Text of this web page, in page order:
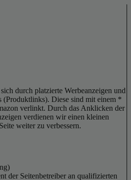
durch platzierte Werbeanzeigen und
Diese sind mit einem *
verlinkt. Durch das Anklicken der
verdienen wir einen kleinen
weiter zu verbessern.
der Seitenbetreiber an qualifizierten